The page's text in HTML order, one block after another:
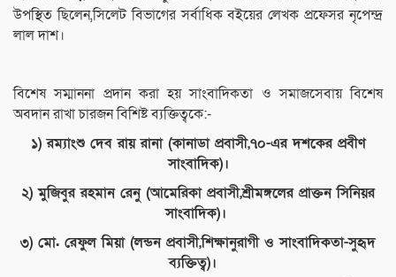
উপস্থিত ছিলেন,সিলেট বিভাগের সর্বাধিক বইয়ের লেখক প্রফেসর নৃপেন্দ্র
লাল দাশ।
বিশেষ সম্মাননা প্রদান করা হয় সাংবাদিকতা ও সমাজসেবায় বিশেষ
অবদান রাখা চারজন বিশিষ্ট ব্যক্তিত্বকে:-
১) রম্যাংশু দেব রায় রানা (কানাডা প্রবাসী,৭০-এর দশকের প্রবীণ
সাংবাদিক)।
২) মুজিবুর রহমান রেনু (আমেরিকা প্রবাসী,শ্রীমঙ্গলের প্রাক্তন সিনিয়র
সাংবাদিক)।
৩) মো. রেফুল মিয়া (লন্ডন প্রবাসী,শিক্ষানুরাগী ও সাংবাদিকতা-সুহৃদ
ব্যক্তিত্ব)।